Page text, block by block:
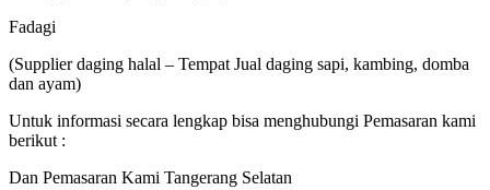
Fadagi
(Supplier daging halal – Tempat Jual daging sapi, kambing, domba
dan ayam)
Untuk informasi secara lengkap bisa menghubungi Pemasaran kami
berikut :
Dan Pemasaran Kami Tangerang Selatan